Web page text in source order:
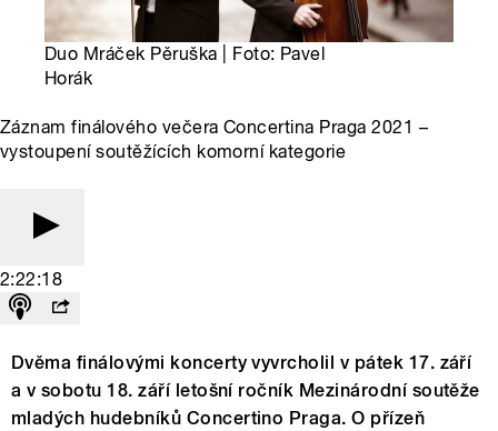
Duo Mráček Pěruška | Foto: Pavel
Horák
Záznam finálového večera Concertina Praga 2021 –
vystoupení soutěžících komorní kategorie
2:22:18
Dvěma finálovými koncerty vyvrcholil v pátek 17. září
a v sobotu 18. září letošní ročník Mezinárodní soutěže
mladých hudebníků Concertino Praga. O přízeň